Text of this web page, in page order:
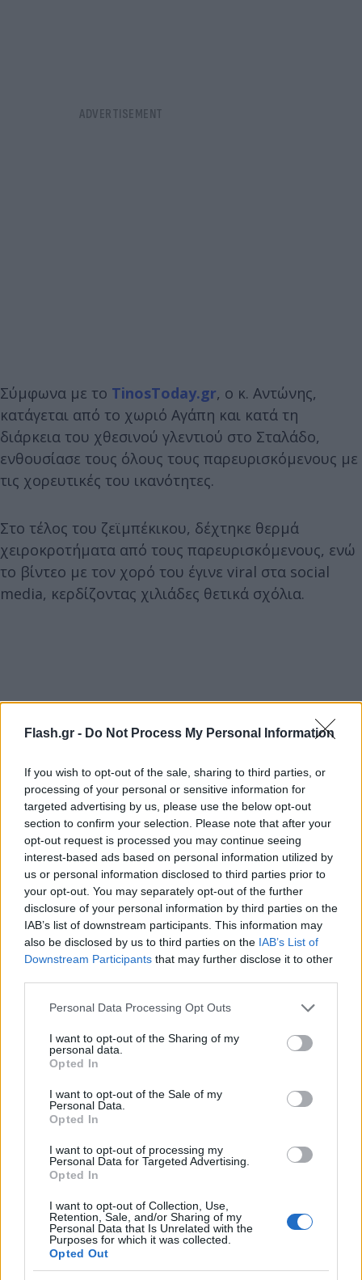
Flash.gr - Do Not Process My Personal Information
If you wish to opt-out of the sale, sharing to third parties, or
processing of your personal or sensitive information for
targeted advertising by us, please use the below opt-out
section to confirm your selection. Please note that after your
opt-out request is processed you may continue seeing
interest-based ads based on personal information utilized by
us or personal information disclosed to third parties prior to
your opt-out. You may separately opt-out of the further
disclosure of your personal information by third parties on the
IAB’s list of downstream participants. This information may
also be disclosed by us to third parties on the IAB’s List of
Downstream Participants that may further disclose it to other
Please note that this website/app uses one or more Google
not limited to your visit or usage behaviour. You may click to
grant or deny consent to Google and its third-party tags to
use your data for below specified purposes in below Google
consent section.
Personal Data Processing Opt Outs
I want to opt-out of the Sharing of my
personal data.
Opted In
I want to opt-out of the Sale of my
Personal Data.
Opted In
I want to opt-out of processing my
Personal Data for Targeted Advertising.
Opted In
I want to opt-out of Collection, Use,
Retention, Sale, and/or Sharing of my
Personal Data that Is Unrelated with the
Purposes for which it was collected.
Opted Out
Σύμφωνα με το TinosToday.gr, ο κ. Αντώνης,
κατάγεται από το χωριό Αγάπη και κατά τη
διάρκεια του χθεσινού γλεντιού στο Σταλάδο,
ενθουσίασε τους όλους τους παρευρισκόμενους με
τις χορευτικές του ικανότητες.
Στο τέλος του ζεϊμπέκικου, δέχτηκε θερμά
χειροκροτήματα από τους παρευρισκόμενους, ενώ
το βίντεο με τον χορό του έγινε viral στα social
media, κερδίζοντας χιλιάδες θετικά σχόλια.
Αξίζει να σημειωθεί ότι ο κ. Αντώνης, υπό τους
ήχους του βιολιού του Παναγιώτη Μάνεση, άρχισε
δείχνοντας την εκτίμησή του για την μουσική και
το γλέντι.